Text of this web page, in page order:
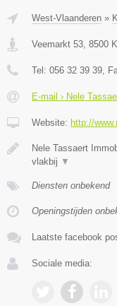
West-Vlaanderen »
Veemarkt 53 8500
Tel: 056 32 39 39 ,
E-mail › Nele
Website: http://
Nele Tassaert
vlakbij ▼
Diensten onbekend
Openingstijden
Laatste facebook
Sociale media: